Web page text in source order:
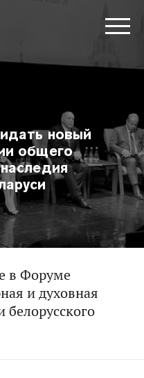
новый
общего
в Форуме
и духовная
белорусского